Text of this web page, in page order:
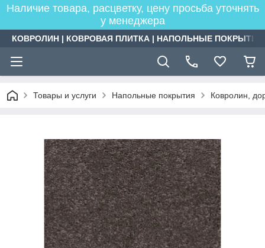
Наличие товара, расцветку, цену просьба уточнять
у менеджера
КОВРОЛИН | КОВРОВАЯ ПЛИТКА | НАПОЛЬНЫЕ
Товары и услуги Напольные покрытия Ковролин,